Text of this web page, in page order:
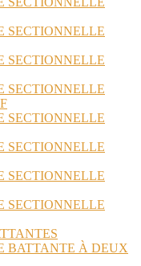
SECTIONNELLE
SECTIONNELLE
SECTIONNELLE
SECTIONNELLE
SECTIONNELLE
SECTIONNELLE
SECTIONNELLE
BATTANTE À DEUX